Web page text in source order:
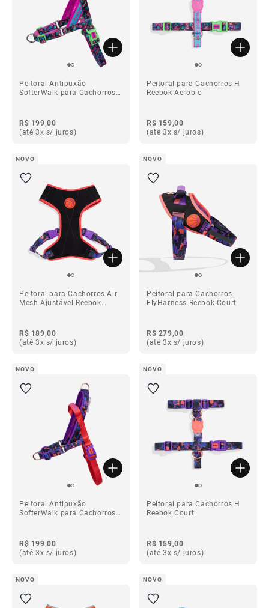
Peitoral Antipuxão
SofterWalk para Cachorros
R$ 199,00
(até 3x s/ juros)
Peitoral para Cachorros H
Reebok Aerobic
R$ 159,00
(até 3x s/ juros)
NOVO
Peitoral para Cachorros Air
Mesh Ajustável Reebok
R$ 189,00
(até 3x s/ juros)
NOVO
Peitoral para Cachorros
FlyHarness Reebok Court
R$ 279,00
(até 3x s/ juros)
NOVO
Peitoral Antipuxão
SofterWalk para Cachorros
R$ 199,00
(até 3x s/ juros)
NOVO
Peitoral para Cachorros H
Reebok Court
R$ 159,00
(até 3x s/ juros)
NOVO NOVO